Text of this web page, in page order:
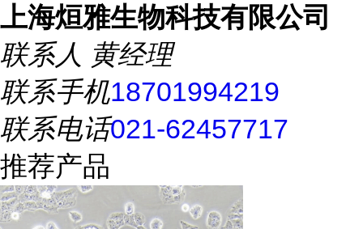
上海烜雅生物科技有限公司
联系人 黄经理
联系手机18701994219
联系电话021-62457717
推荐产品